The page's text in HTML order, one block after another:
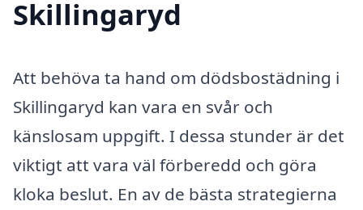
Skillingaryd
Att behöva ta hand om dödsbostädning i
Skillingaryd kan vara en svår och
känslosam uppgift. I dessa stunder är det
viktigt att vara väl förberedd och göra
kloka beslut. En av de bästa strategierna